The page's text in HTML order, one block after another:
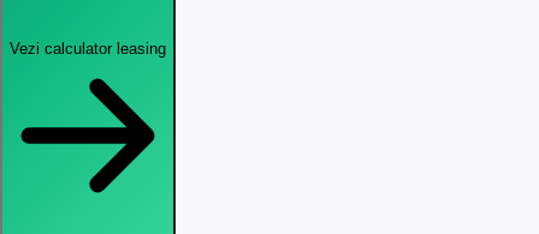
Vezi calculator leasing